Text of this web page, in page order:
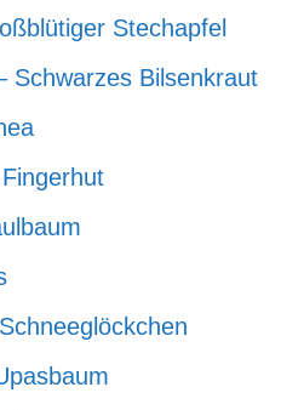
Stechapfel
Schwarzes Bilsenkraut